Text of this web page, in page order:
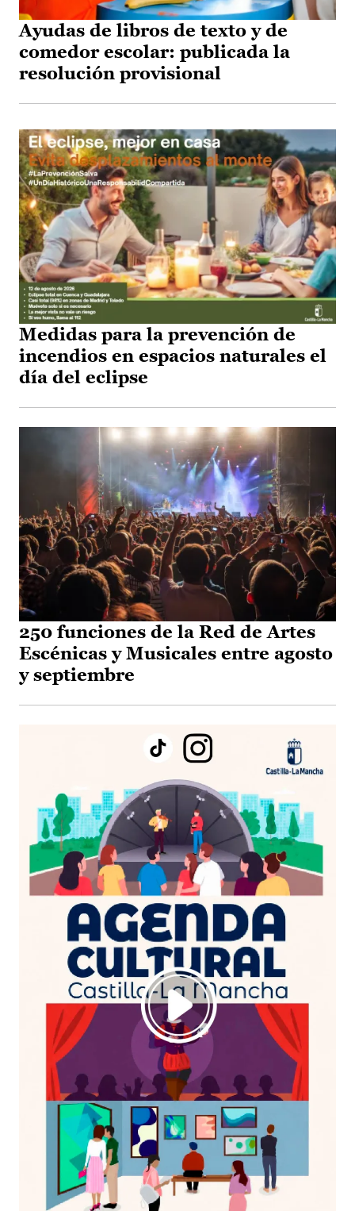
Ayudas de libros de texto y de
comedor escolar: publicada la
resolución provisional
Medidas para la prevención de
incendios en espacios naturales el
día del eclipse
250 funciones de la Red de Artes
Escénicas y Musicales entre agosto
y septiembre